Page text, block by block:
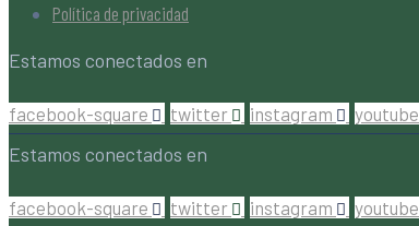
Política de privacidad
Estamos conectados en
facebook-square twitter instagram youtube
Estamos conectados en
facebook-square twitter instagram youtube